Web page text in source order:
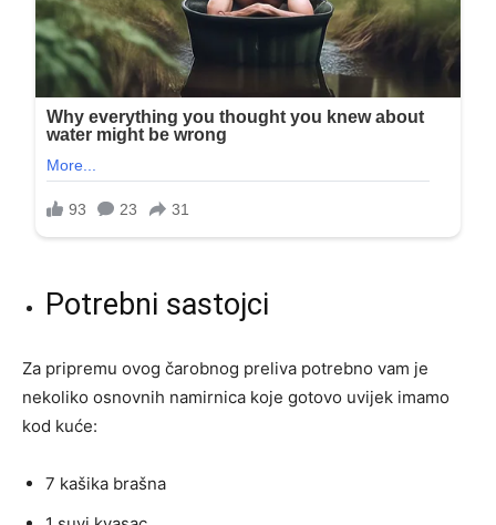
Potrebni sastojci
Za pripremu ovog čarobnog preliva potrebno vam je
nekoliko osnovnih namirnica koje gotovo uvijek imamo
kod kuće:
7 kašika brašna